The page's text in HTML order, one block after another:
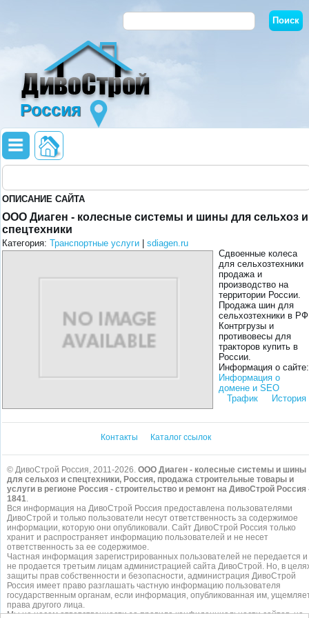
Россия
ОПИСАНИЕ САЙТА
ООО Диаген - колесные системы и шины для сельхоз и
спецтехники
Категория: Транспортные услуги
sdiagen.ru
Сдвоенные колеса
для сельхозтехники
продажа и
производство на
территории России.
Продажа шин для
сельхозтехники в
Контргрузы и
противовесы для
тракторов купить в
России.
Информация о сайте:
Информация о
домене и SEO
Трафик
История
Контакты Каталог ссылок
© ДивоСтрой Россия, 2011-2026. ООО Диаген - колесные системы и шины
для сельхоз и спецтехники, Россия, продажа строительные товары и
услуги в регионе Россия - строительство и ремонт на ДивоСтрой Россия
1841.
Вся информация на ДивоСтрой Россия предоставлена пользователями
ДивоСтрой и только пользователи несут ответственность за содержимое
информации, которую они опубликовали. Сайт ДивоСтрой Россия только
хранит и распространяет информацию пользователей и не несет
ответственность за ее содержимое.
Частная информация зарегистрированных пользователей не передается и
не продается третьим лицам администрацией сайта ДивоСтрой. Но, в
защиты прав собственности и безопасности, администрация ДивоСтрой
Россия имеет право разглашать частную информацию пользователя
государственным органам, если информация, опубликованная им,
права другого лица.
Мы не несем ответственности за правила конфиденциальности сайтов, на